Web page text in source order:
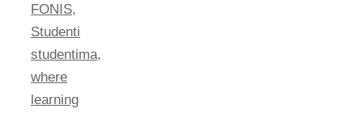
FONIS,
Studenti
studentima,
where
learning